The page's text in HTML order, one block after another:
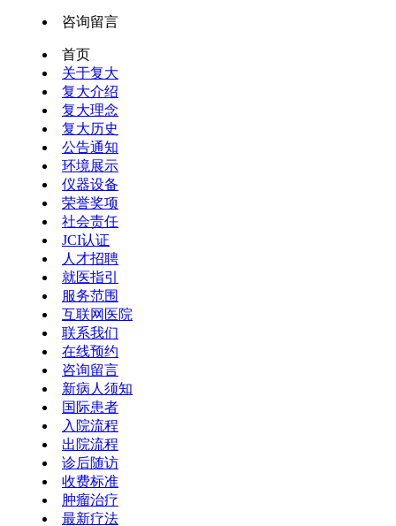
咨询留言
首页
关于复大
复大介绍
复大理念
复大历史
公告通知
环境展示
仪器设备
荣誉奖项
社会责任
JCI认证
人才招聘
就医指引
服务范围
互联网医院
联系我们
在线预约
咨询留言
新病人须知
国际患者
入院流程
出院流程
诊后随访
收费标准
肿瘤治疗
最新疗法